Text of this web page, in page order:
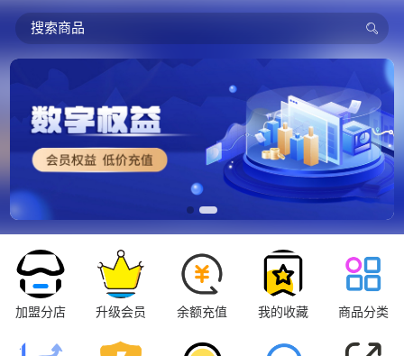
搜索商品
加盟分店 升级会员 余额充值 我的收藏 商品分类